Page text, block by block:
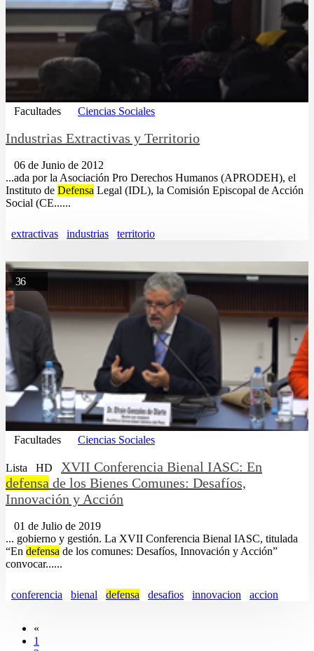
Facultades Ciencias Sociales
Industrias Extractivas y Territorio
06 de Junio de 2012
...ada por la Asociación Pro Derechos Humanos (APRODEH), el
Instituto de Defensa Legal (IDL), la Comisión Episcopal de Acción
Social (CE......
extractivas industrias territorio
36
Facultades Ciencias Sociales
Lista HD
XVII Conferencia Bienal IASC: En
defensa de los Bienes Comunes: Desafíos,
Innovación y Acción
01 de Julio de 2019
... gobierno y gestión. La XVII Conferencia Bienal IASC, titulada
“En defensa de los comunes: Desafíos, Innovación y Acción”
convocar......
conferencia bienal defensa desafios innovacion accion
«
1